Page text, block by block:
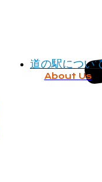
道の駅につい
About Us